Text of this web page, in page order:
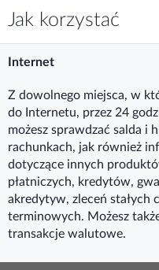
Jak korzystać
Internet
Z dowolnego miejsca, w
do Internetu, przez 24
możesz sprawdzać salda i
rachunkach, jak również
dotyczące innych
płatniczych, kredytów,
akredytyw, zleceń stałych
terminowych. Możesz
transakcje walutowe.